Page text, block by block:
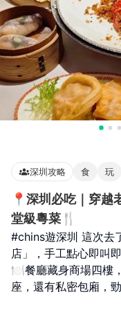
深圳攻略 食 玩
📍深圳必吃｜穿越
堂級粵菜🍴
#chins遊深圳 這次去
店」，手工點心即叫
🍽️餐廳藏身商場四樓
座，還有私密包廂，